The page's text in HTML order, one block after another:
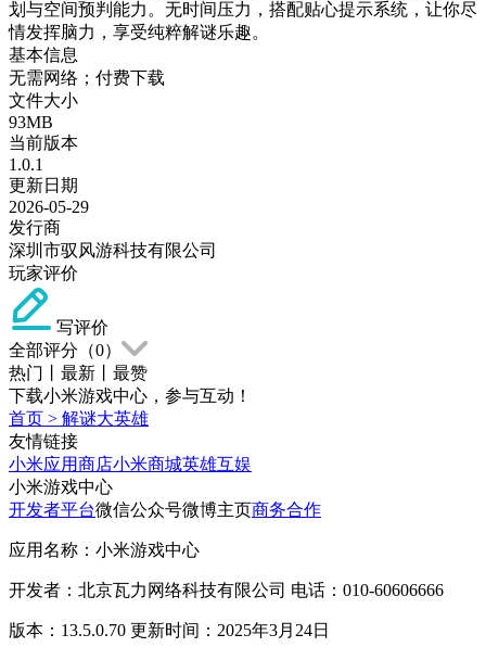
划与空间预判能力。无时间压力，搭配贴心提示系统，让你尽
情发挥脑力，享受纯粹解谜乐趣。
基本信息
无需网络；付费下载
文件大小
93MB
当前版本
1.0.1
更新日期
2026-05-29
发行商
深圳市驭风游科技有限公司
玩家评价
写评价
全部评分（0）
热门
最新
最赞
下载小米游戏中心，参与互动！
首页 > 解谜大英雄
友情链接
小米应用商店小米商城英雄互娱
小米游戏中心
开发者平台微信公众号微博主页商务合作
应用名称：小米游戏中心
开发者：北京瓦力网络科技有限公司 电话：010-60606666
版本：13.5.0.70 更新时间：2025年3月24日